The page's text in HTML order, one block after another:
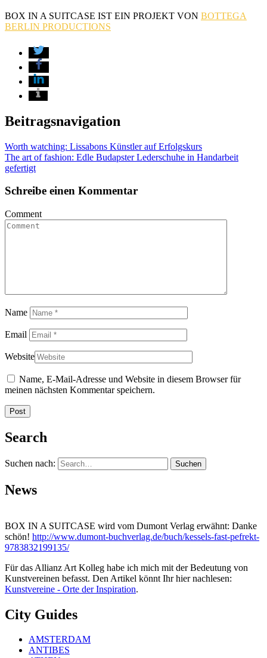
BOX IN A SUITCASE IST EIN PROJEKT VON BOTTEGA
BERLIN PRODUCTIONS
Beitragsnavigation
Worth watching: Lissabons Künstler auf Erfolgskurs
The art of fashion: Edle Budapster Lederschuhe in Handarbeit
gefertigt
Schreibe einen Kommentar
Comment
Name
Email
Website
Name, E-Mail-Adresse und Website in diesem Browser für
meinen nächsten Kommentar speichern.
Search
Suchen nach:
News
BOX IN A SUITCASE wird vom Dumont Verlag erwähnt: Danke
schön! http://www.dumont-buchverlag.de/buch/kessels-fast-pefrekt-
9783832199135/
Für das Allianz Art Kolleg habe ich mich mit der Bedeutung von
Kunstvereinen befasst. Den Artikel könnt Ihr hier nachlesen:
Kunstvereine - Orte der Inspiration.
City Guides
AMSTERDAM
ANTIBES